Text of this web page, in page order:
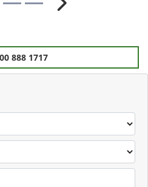
Próximo
888 1717